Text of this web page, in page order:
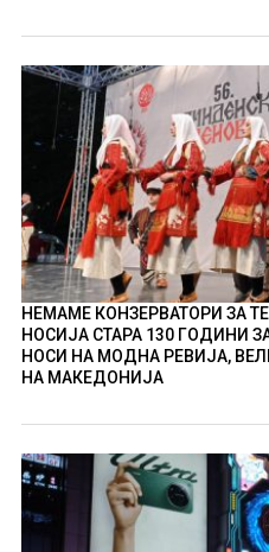
НЕМАМЕ КОНЗЕРВАТОРИ ЗА
НОСИЈА СТАРА 130 ГОДИНИ
НОСИ НА МОДНА РЕВИЈА,
НА МАКЕДОНИЈА